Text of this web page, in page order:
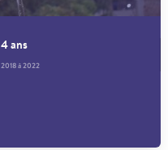
4 ans
2018 à 2022